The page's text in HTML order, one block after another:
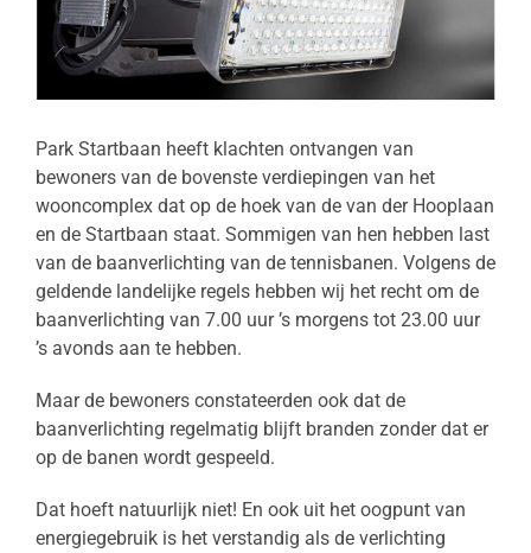
Park Startbaan heeft klachten ontvangen van
bewoners van de bovenste verdiepingen van het
wooncomplex dat op de hoek van de van der Hooplaan
en de Startbaan staat. Sommigen van hen hebben last
van de baanverlichting van de tennisbanen. Volgens de
geldende landelijke regels hebben wij het recht om de
baanverlichting van 7.00 uur ’s morgens tot 23.00 uur
’s avonds aan te hebben.
Maar de bewoners constateerden ook dat de
baanverlichting regelmatig blijft branden zonder dat er
op de banen wordt gespeeld.
Dat hoeft natuurlijk niet! En ook uit het oogpunt van
energiegebruik is het verstandig als de verlichting